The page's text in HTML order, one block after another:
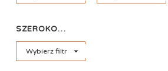
SZEROKOŚĆ
Wybierz filtr 